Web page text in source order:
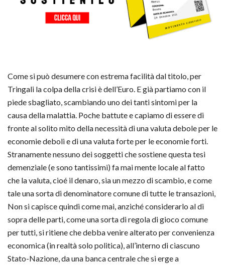
Come si può desumere con estrema facilità dal titolo, per
Tringali la colpa della crisi è dell’Euro. E già partiamo con il
piede sbagliato, scambiando uno dei tanti sintomi per la
causa della malattia. Poche battute e capiamo di essere di
fronte al solito mito della necessità di una valuta debole per le
economie deboli e di una valuta forte per le economie forti.
Stranamente nessuno dei soggetti che sostiene questa tesi
demenziale (e sono tantissimi) fa mai mente locale al fatto
che la valuta, cioé il denaro, sia un mezzo di scambio, e come
tale una sorta di denominatore comune di tutte le transazioni,
Non si capisce quindi come mai, anziché considerarlo al di
sopra delle parti, come una sorta di regola di gioco comune
per tutti, si ritiene che debba venire alterato per convenienza
economica (in realtà solo politica), all’interno di ciascuno
Stato-Nazione, da una banca centrale che si erge a